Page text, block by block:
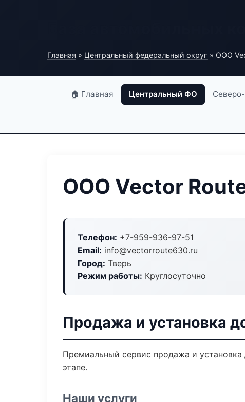
Главная » Центральный федеральный округ » ООО
🏠 Главная Центральный ФО
ООО Vector
Телефон: +7-959-936-97-51
Email: info@vectorroute630.ru
Город: Тверь
Режим работы: Круглосуточно
Продажа и установка
Премиальный сервис продажа и
этапе.
Наши услуги